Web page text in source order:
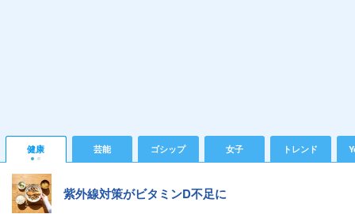
健康 芸能 ゴシップ 女子 トレンド
紫外線対策がビタミンD不足に